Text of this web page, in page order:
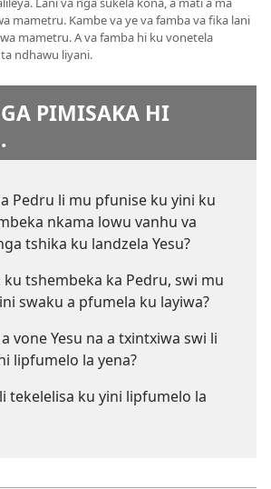
mametru. Kambe va ye va famba va fika lani
mametru. A va famba hi ku vonetela
ndhawu liyani.
PIMISAKA HI
Pedru li mu pfunise ku yini ku
nkama lowu vanhu va
tshika ku landzela Yesu?
tshembeka ka Pedru, swi mu
swaku a pfumela ku layiwa?
vone Yesu na a txintxiwa swi li
lipfumelo la yena?
tekelelisa ku yini lipfumelo la